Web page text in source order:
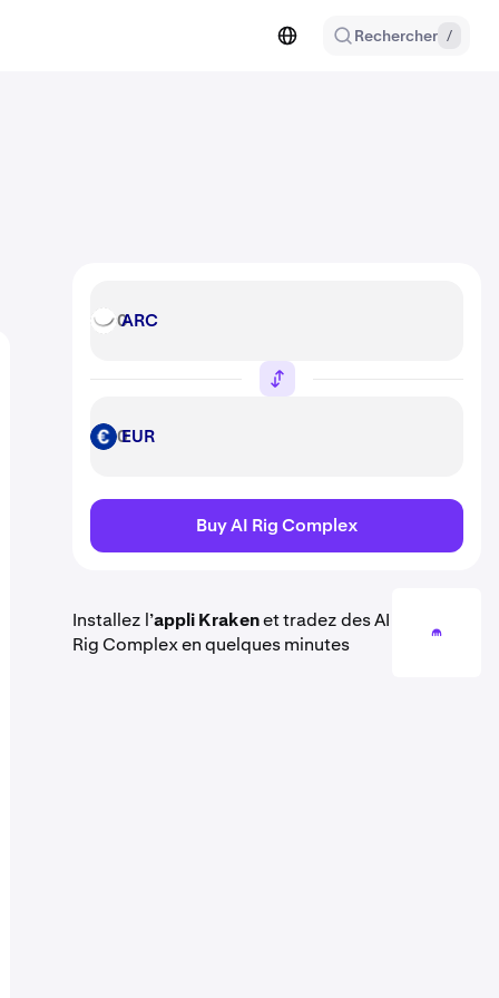
Rechercher /
ARC ARC
EUR EUR
Buy AI Rig Complex
Installez l’appli Krakenet tradez des AI
Rig Complex en quelques minutes